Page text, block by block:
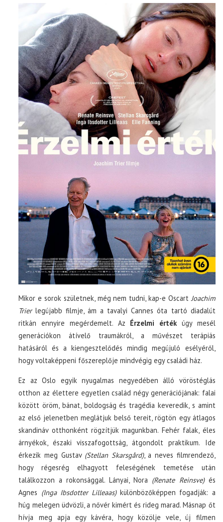
Mikor e sorok születnek, még nem tudni, kap-e OscartJoachim
Trierlegújabb filmje, ám a tavalyi Cannes óta tartó diadalút
ritkán ennyire megérdemelt. Az Érzelmi érték úgy mesél
generációkon átívelő traumákról, a művészet terápiás
hatásáról és a kiengesztelődés mindig megújuló esélyéről,
hogy voltaképpeni főszereplője mindvégig egy családi ház.
Ez az Oslo egyik nyugalmas negyedében álló vöröstéglás
otthon az élettere egyetlen család négy generációjának: falai
között öröm, bánat, boldogság és tragédia keveredik, s amint
az első jelenetben meglátjuk belső tereit, rögtön egy átlagos
skandináv otthonként rögzítjük magunkban. Fehér falak, éles
árnyékok, északi visszafogottság, átgondolt praktikum. Ide
érkezik meg Gustav (Stellan Skarsgård), a neves filmrendező,
hogy régesrég elhagyott feleségének temetése után
találkozzon a rokonsággal. Lányai, Nora (Renate Reinsve)és
Agnes (Inga Ibsdotter Lilleaas)különbözőképpen fogadják: a
húg melegen üdvözli, a nővér kimért és rideg marad. Másnap őt
hívja meg apja egy kávéra, hogy közölje vele, új filmen